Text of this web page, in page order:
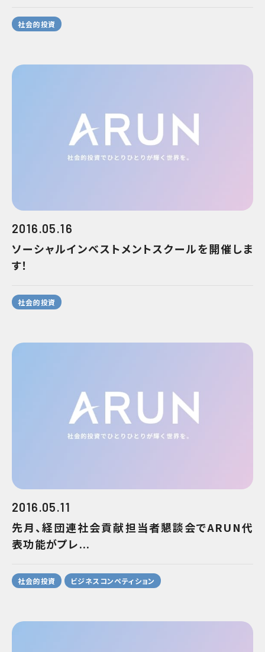
社会的投資
2016.05.16
ソーシャルインベストメントスクールを開催しま
す！
社会的投資
2016.05.11
先月、経団連社会貢献担当者懇談会でARUN代
表功能がプレ...
社会的投資 ビジネスコンペティション